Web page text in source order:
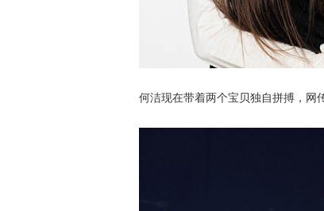
何洁现在带着两个宝贝独自拼搏，网